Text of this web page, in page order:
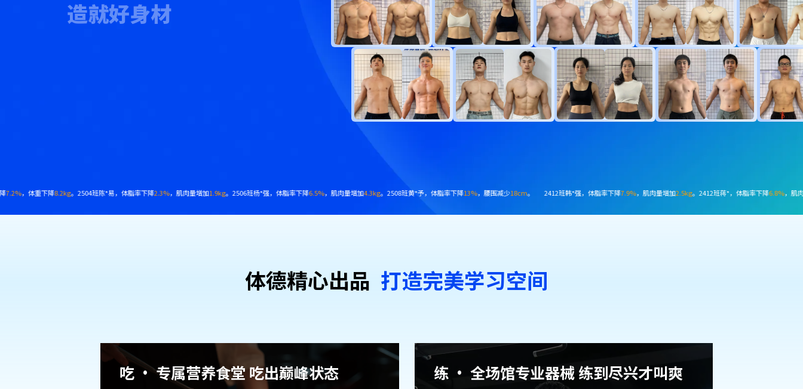
造就好身材
。2508班黄*予，体脂率下降13%，腰围减少18cm。 2412班韩*强，体脂率下降7.9%，肌肉量增加2.5kg。2412班蒋*，体脂率下降6.8%，肌肉量增加4.9kg。2503班陈*泽，体脂率下降7.3%，减脂4.9kg。2503班张*然，体脂率下降12.2%，肌肉量增加3.6kg。2504班梁*
体德精⼼出品 打造完美学习空间
吃 · 专属营养食堂 吃出巅峰状态 练 · 全场馆专业器械 练到尽兴才叫爽